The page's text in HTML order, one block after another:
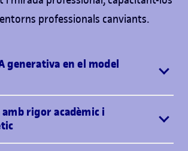
professionals canviants.
generativa en el model
rigor acadèmic i